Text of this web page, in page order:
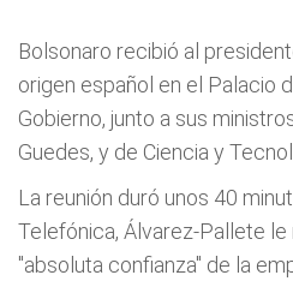
Bolsonaro recibió al
origen español en el Palacio
Gobierno, junto a sus
Guedes, y de Ciencia y
La reunión duró unos 40
Telefónica, Álvarez-Pallete
"absoluta confianza" de la